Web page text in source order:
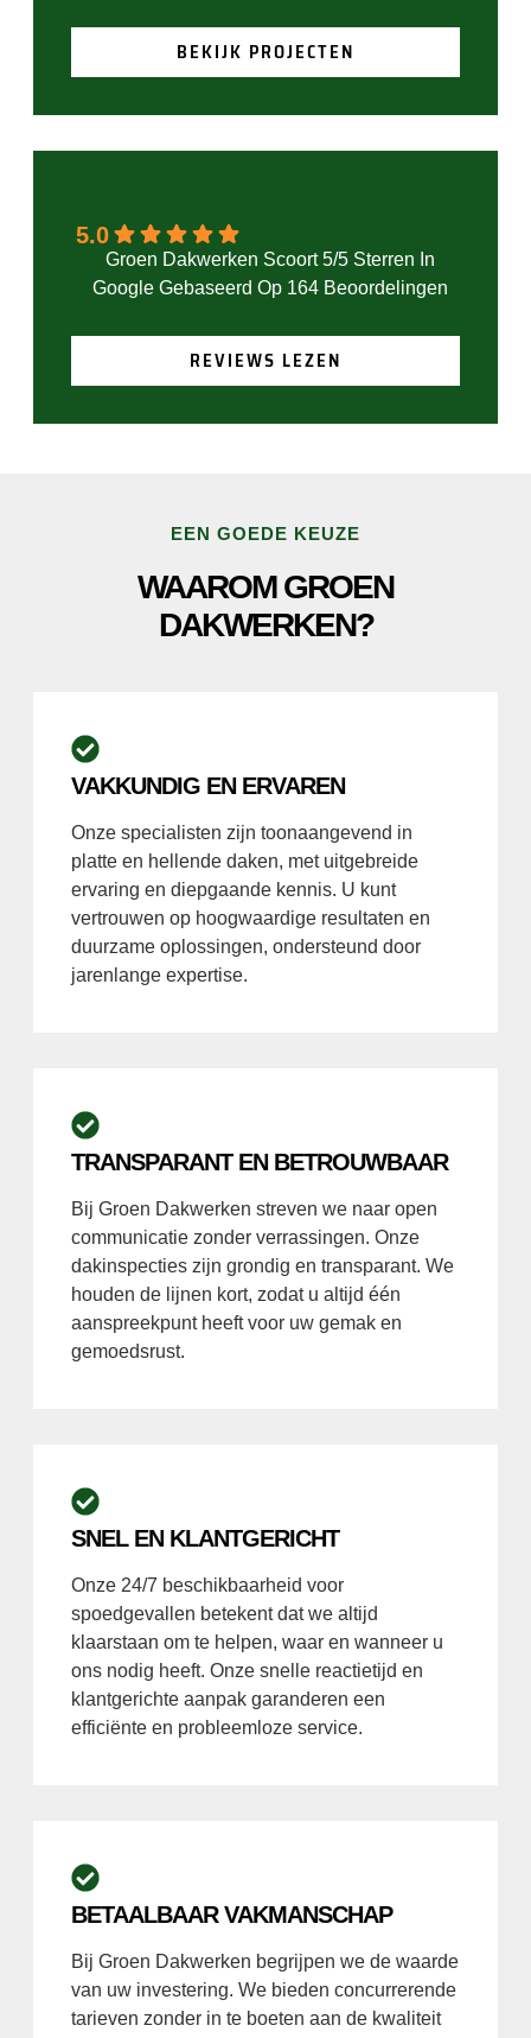
BEKIJK PROJECTEN
5.0
Gebaseerd Op 164 Beoordelingen
REVIEWS LEZEN
EEN GOEDE KEUZE
WAAROM GROEN
DAKWERKEN?
VAKKUNDIG EN ERVAREN
Onze specialisten zijn toonaangevend in
platte en hellende daken, met uitgebreide
ervaring en diepgaande kennis. U kunt
vertrouwen op hoogwaardige resultaten en
duurzame oplossingen, ondersteund door
jarenlange expertise.
TRANSPARANT EN BETROUWBAAR
Bij Groen Dakwerken streven we naar open
communicatie zonder verrassingen. Onze
dakinspecties zijn grondig en transparant. We
houden de lijnen kort, zodat u altijd één
aanspreekpunt heeft voor uw gemak en
gemoedsrust.
SNEL EN KLANTGERICHT
Onze 24/7 beschikbaarheid voor
spoedgevallen betekent dat we altijd
klaarstaan om te helpen, waar en wanneer u
ons nodig heeft. Onze snelle reactietijd en
klantgerichte aanpak garanderen een
efficiënte en probleemloze service.
BETAALBAAR VAKMANSCHAP
Bij Groen Dakwerken begrijpen we de waarde
van uw investering. We bieden concurrerende
tarieven zonder in te boeten aan de kwaliteit